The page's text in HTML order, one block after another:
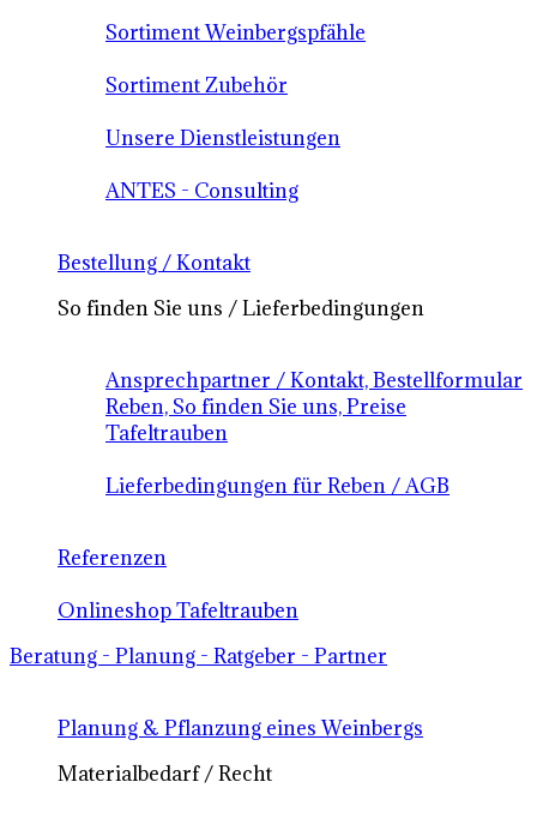
Sortiment Weinbergspfähle
Sortiment Zubehör
Unsere Dienstleistungen
ANTES - Consulting
Bestellung / Kontakt
So finden Sie uns / Lieferbedingungen
Ansprechpartner / Kontakt, Bestellformular
Reben, So finden Sie uns, Preise
Tafeltrauben
Lieferbedingungen für Reben / AGB
Referenzen
Onlineshop Tafeltrauben
Beratung - Planung - Ratgeber - Partner
Planung & Pflanzung eines Weinbergs
Materialbedarf / Recht